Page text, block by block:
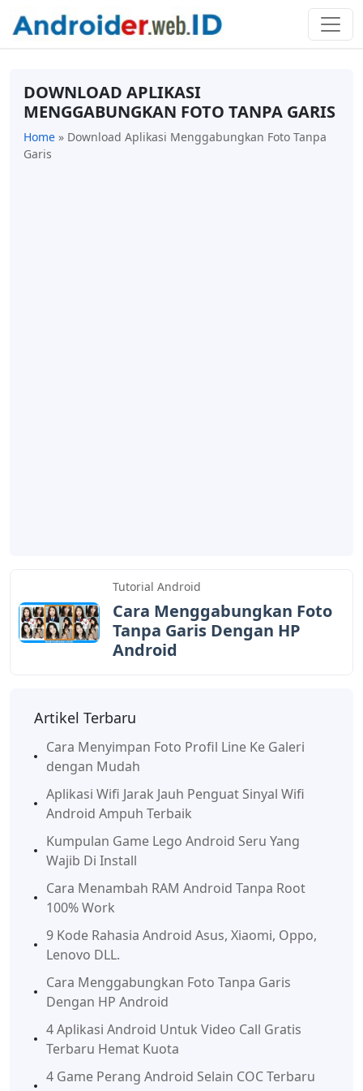
DOWNLOAD APLIKASI
MENGGABUNGKAN FOTO TANPA GARIS
Home » Download Aplikasi Menggabungkan Foto Tanpa
Garis
Tutorial Android
Cara Menggabungkan Foto
Tanpa Garis Dengan HP
Android
Artikel Terbaru
Cara Menyimpan Foto Profil Line Ke Galeri
dengan Mudah
Aplikasi Wifi Jarak Jauh Penguat Sinyal Wifi
Android Ampuh Terbaik
Kumpulan Game Lego Android Seru Yang
Wajib Di Install
Cara Menambah RAM Android Tanpa Root
100% Work
9 Kode Rahasia Android Asus, Xiaomi, Oppo,
Lenovo DLL.
Cara Menggabungkan Foto Tanpa Garis
Dengan HP Android
4 Aplikasi Android Untuk Video Call Gratis
Terbaru Hemat Kuota
4 Game Perang Android Selain COC Terbaru